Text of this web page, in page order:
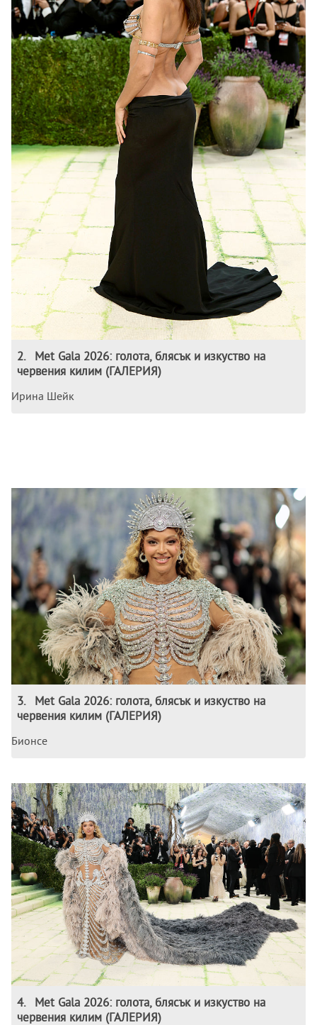
2.
Met Gala 2026: голота, блясък и изкуство на
червения килим (ГАЛЕРИЯ)
Ирина Шейк
3.
Met Gala 2026: голота, блясък и изкуство на
червения килим (ГАЛЕРИЯ)
Бионсе
4.
Met Gala 2026: голота, блясък и изкуство на
червения килим (ГАЛЕРИЯ)